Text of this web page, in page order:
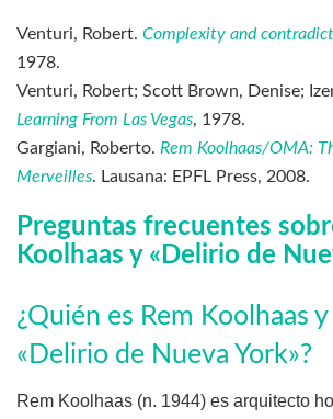
Venturi, Robert. Complexity and
1978.
Venturi, Robert; Scott Brown, Denise;
Learning From Las Vegas, 1978.
Gargiani, Roberto. Rem Koolhaas/OMA:
Merveilles. Lausana: EPFL Press, 2008.
Preguntas frecuentes
Koolhaas y «Delirio de
¿Quién es Rem Koolhaas
«Delirio de Nueva York»?
Rem Koolhaas (n. 1944) es arquitecto